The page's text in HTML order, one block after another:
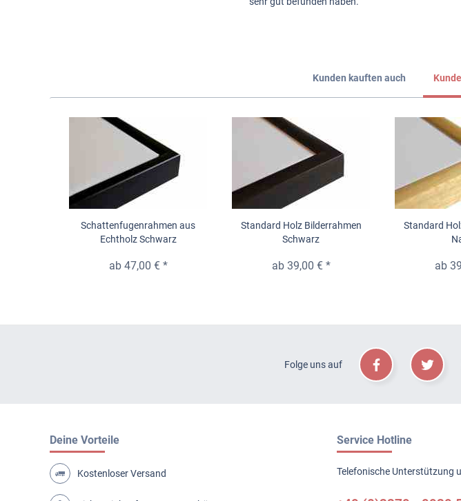
Kunden kauften auch
Schattenfugenrahmen aus
Echtholz Schwarz
ab 47,00 € *
Standard Holz Bilderrahmen
Schwarz
ab 39,00 € *
Standard
ab
Folge uns auf
Deine Vorteile
Kostenloser Versand
Service Hotline
Telefonische Unterstützung